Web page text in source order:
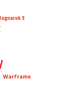
3
Warframe